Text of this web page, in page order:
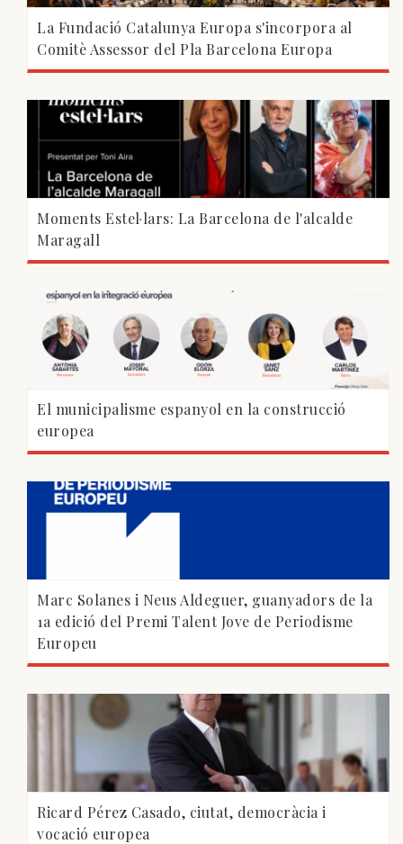
La Fundació Catalunya Europa s'incorpora al
Comitè Assessor del Pla Barcelona Europa
Moments Estel·lars: La Barcelona de l'alcalde
Maragall
El municipalisme espanyol en la construcció
europea
Marc Solanes i Neus Aldeguer, guanyadors de la
1a edició del Premi Talent Jove de Periodisme
Europeu
Ricard Pérez Casado, ciutat, democràcia i
vocació europea